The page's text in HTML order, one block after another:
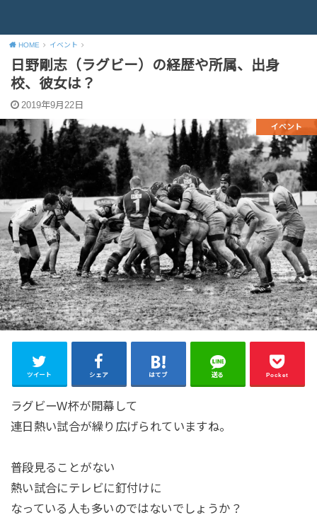
HOME イベント
日野剛志（ラグビー）の経歴や所属、出身
校、彼女は？
2019年9月22日
イベント
ツイート シェア はてブ 送る Pocket
ラグビーW杯が開幕して
連日熱い試合が繰り広げられていますね。
普段見ることがない
熱い試合にテレビに釘付けに
なっている人も多いのではないでしょうか？